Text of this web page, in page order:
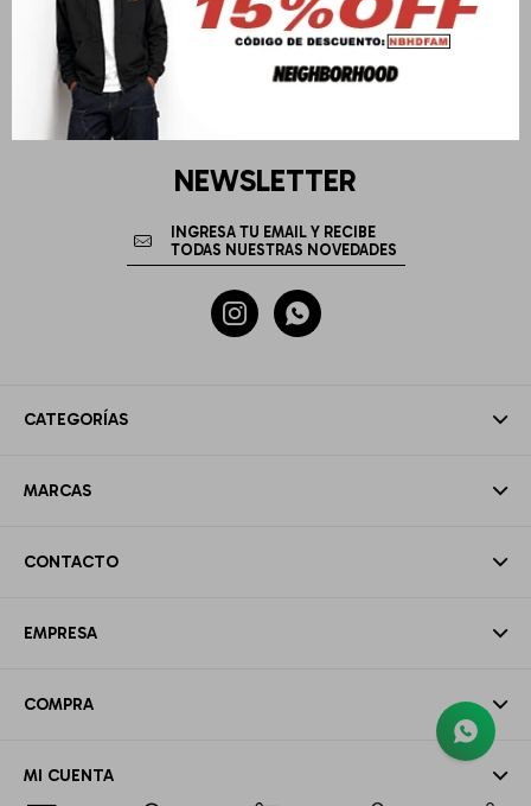
CATEGORÍAS
MARCAS
CONTACTO
EMPRESA
COMPRA
MI CUENTA
NEWSLETTER
 